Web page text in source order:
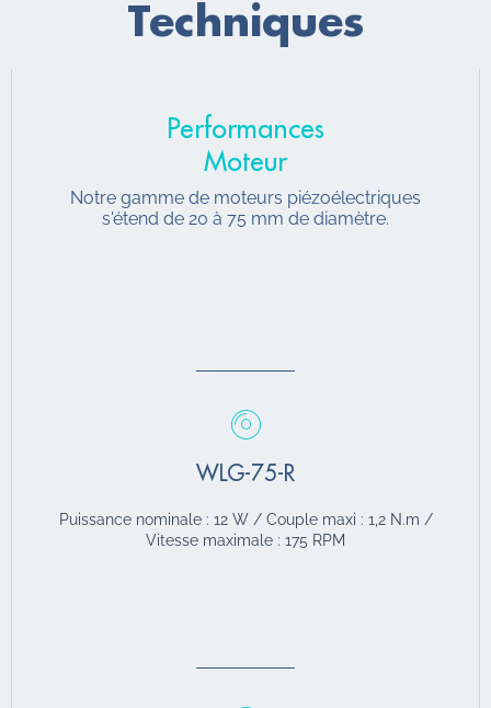
Techniques
Performances
Moteur
Notre gamme de moteurs piézoélectriques
s'étend de 20 à 75 mm de diamètre.
WLG-75-R
Puissance nominale : 12 W / Couple maxi : 1,2 N.m /
Vitesse maximale : 175 RPM